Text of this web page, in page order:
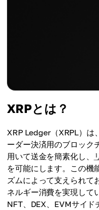
XRPとは？
XRP Ledger（XRPL）は
ーダー決済用のブロック
用いて送金を簡素化し、
を可能にします。この機
ズムによって支えられて
ネルギー消費を実現して
NFT、DEX、EVMサイド